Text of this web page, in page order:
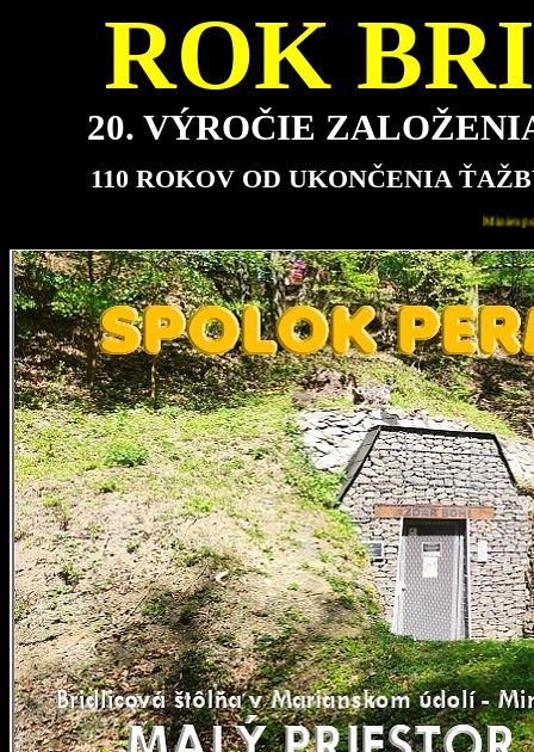
ROK
20. VÝROČIE
110 ROKOV OD UKONČENIA
Miniexpozícia bude pre návštevníkov najbližšie otvorená